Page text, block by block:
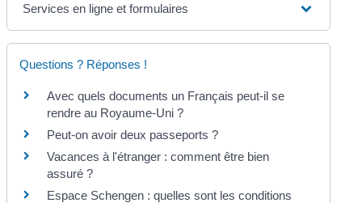
Services en ligne et formulaires
Questions ? Réponses !
Avec quels documents un Français peut-il se
rendre au Royaume-Uni ?
Peut-on avoir deux passeports ?
Vacances à l'étranger : comment être bien
assuré ?
Espace Schengen : quelles sont les conditions